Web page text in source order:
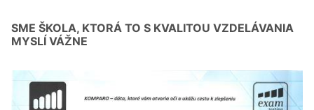
SME ŠKOLA, KTORÁ TO S KVALITOU VZDELÁVANIA
MYSLÍ VÁŽNE